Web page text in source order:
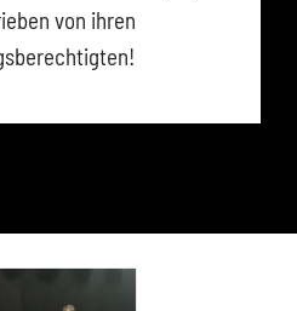
von ihren